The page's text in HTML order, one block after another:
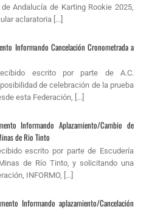
Andalucía de Karting Rookie 2025,
aclaratoria [...]
Informando Cancelación Cronometrada a
escrito por parte de A.C.
de celebración de la prueba
esta Federación, [...]
Informando Aplazamiento/Cambio de
de Rio Tinto
escrito por parte de Escudería
de Río Tinto, y solicitando una
INFORMO, [...]
Informando aplazamiento/Cancelación